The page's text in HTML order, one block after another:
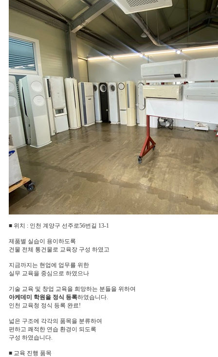
■ 위치 : 인천 계양구 선주로56번길 13-1
제품별 실습이 용이하도록
건물 전체 통건물로 교육장 구성 하였고
지금까지는 현업에 업무를 위한
실무 교육을 중심으로 하였으나
기술 교육 및 창업 교육을 희망하는 분들을 위하여
아케데미 학원을 정식 등록하였습니다.
인천 교육청 정식 등록 완료!
넓은 구조에 각각의 품목을 분류하여
편하고 쾌적한 연습 환경이 되도록
구성 하였습니다.
■ 교육 진행 품목